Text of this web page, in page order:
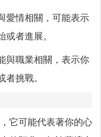
愛情相關，可能表示
者進展。
與職業相關，表示你
挑戰。
它可能代表著你的心